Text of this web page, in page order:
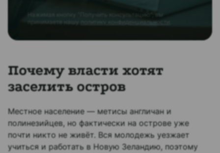
Нажимая кнопку "Получить консультацию", вы
политику конфиденциальности
Почему власти хотят
заселить остров
Местное население — метисы англичан и
полинезийцев, но фактически на острове уже
почти никто не живёт. Вся молодежь уезжает
учиться и работать в Новую Зеландию, поэтому